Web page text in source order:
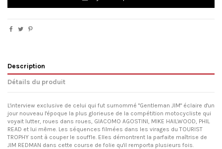
Description
Détails du produit
L'interview exclusive de celui qui fut surnommé "Gentleman JIM" éclaire d'un
jour nouveau l'époque la plus glorieuse de la compétition motocycliste qui
voyait lutter, roues dans roues, GIACOMO AGOSTINI, MIKE HAILWOOD, PHIL
READ et lui même. Les séquences filmées dans les virages du TOURIST
TROPHY sont à couper le souffle. Elles démontrent la parfaite maîtrise de
JIM REDMAN dans cette course de folie qu'il remporta plusieurs fois.